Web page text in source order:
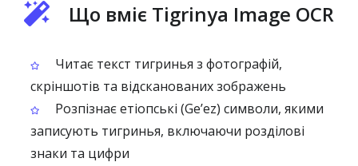
Що вміє Tigrinya Image OCR
Читає текст тигринья з фотографій,
скріншотів та відсканованих зображень
Розпізнає етіопські (Geʼez) символи, якими
записують тигринья, включаючи розділові
знаки та цифри